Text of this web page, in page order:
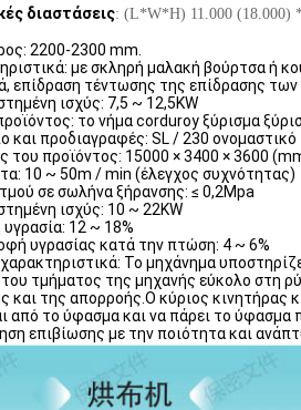
διαστάσεις: (L*W*H) 11.000 (18.000)
2200-2300 mm.
με σκληρή μαλακή βούρτσα ή
επίδραση τέντωσης της επίδρασης
ισχύς: 7,5 ~ 12,5KW
το νήμα corduroy ξύρισμα
και προδιαγραφές: SL / 230
του προϊόντος: 15000 × 3400 × 3600
10 ~ 50m / min (έλεγχος συχνότητας)
σε σωλήνα ξήρανσης: ≤ 0,2Mpa
ισχύς: 10 ~ 22KW
υγρασία: 12 ~ 18%
υγρασίας κατά την πτώση: 4 ~ 6%
Το μηχάνημα
τμήματος της μηχανής εύκολο στη
και της απορροής.Ο κύριος κινητήρας
από το ύφασμα και να πάρει το
επιβίωσης με την ποιότητα και